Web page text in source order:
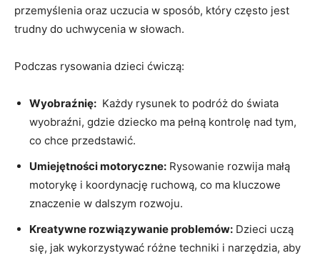
przemyślenia oraz uczucia w sposób, który często jest
trudny do uchwycenia w słowach.
Podczas rysowania dzieci⁤ ćwiczą:
Wyobraźnię: ⁢ Każdy rysunek to​ podróż do świata
‍wyobraźni, gdzie dziecko ma pełną kontrolę⁤ nad tym,
co ⁣chce przedstawić.
Umiejętności motoryczne: Rysowanie rozwija ⁤małą
motorykę i koordynację ruchową, co ma kluczowe
znaczenie⁤ w dalszym rozwoju.
Kreatywne ‍rozwiązywanie problemów: Dzieci uczą
się,​ jak wykorzystywać różne techniki i narzędzia, aby